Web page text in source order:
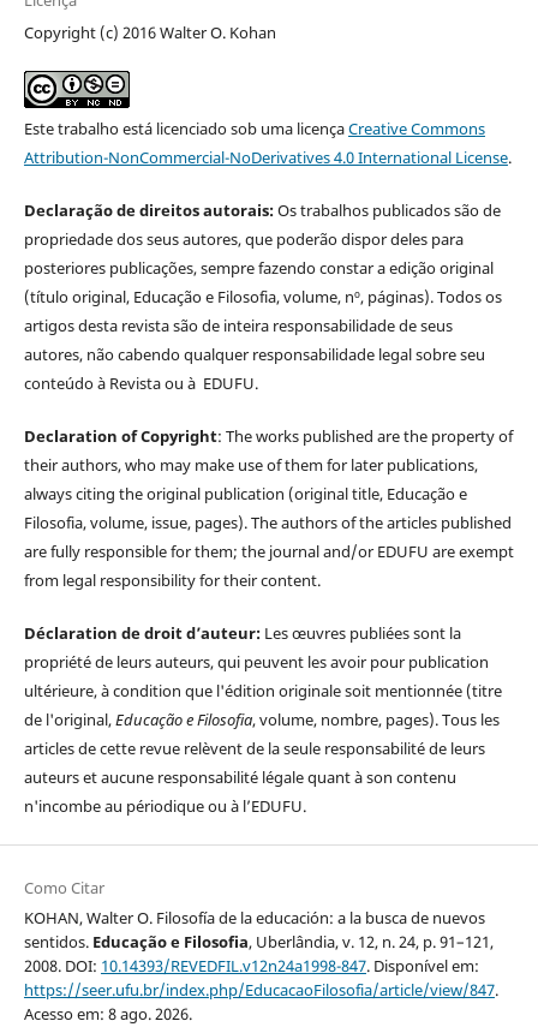
Copyright (c) 2016 Walter O. Kohan
Este trabalho está licenciado sob uma licençaCreative Commons
Attribution-NonCommercial-NoDerivatives 4.0 International License.
Declaração de direitos autorais:Os trabalhos publicados são de
propriedade dos seus autores, que poderão dispor deles para
posteriores publicações, sempre fazendo constar a edição original
(título original, Educação e Filosofia, volume, nº, páginas). Todos os
artigos desta revista são de inteira responsabilidade de seus
autores, não cabendo qualquer responsabilidade legal sobre seu
conteúdo à Revista ou à EDUFU.
Declaration of Copyright: The works published are the property of
their authors, who may make use of them for later publications,
always citing the original publication (original title, Educação e
Filosofia, volume, issue, pages). The authors of the articles published
are fully responsible for them; the journal and/or EDUFU are exempt
from legal responsibility for their content.
Déclaration de droit d’auteur: Les œuvres publiées sont la
propriété de leurs auteurs, qui peuvent les avoir pour publication
ultérieure, à condition que l'édition originale soit mentionnée (titre
de l'original,Educação e Filosofia, volume, nombre, pages). Tous les
articles de cette revue relèvent de la seule responsabilité de leurs
auteurs et aucune responsabilité légale quant à son contenu
n'incombe au périodique ou à l’EDUFU.
Como Citar
KOHAN, Walter O. Filosofía de la educación: a la busca de nuevos
sentidos. Educação e Filosofia, Uberlândia, v. 12, n. 24, p. 91–121,
2008. DOI: 10.14393/REVEDFIL.v12n24a1998-847. Disponível em:
https://seer.ufu.br/index.php/EducacaoFilosofia/article/view/847.
Acesso em: 8 ago. 2026.